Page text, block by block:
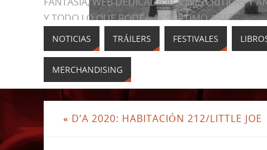
Y TODO LO QUE RODEA AL SÉPTIMO ARTE
NOTICIAS TRÁILERS FESTIVALES
MERCHANDISING
« D’A 2020: HABITACIÓN 212/LITTLE JOE